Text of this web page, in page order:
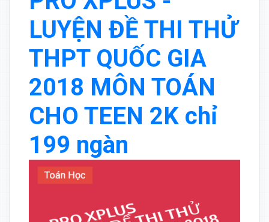
LUYỆN ĐỀ THI THỬ
THPT QUỐC GIA
2018 MÔN TOÁN
CHO TEEN 2K chỉ
199 ngàn